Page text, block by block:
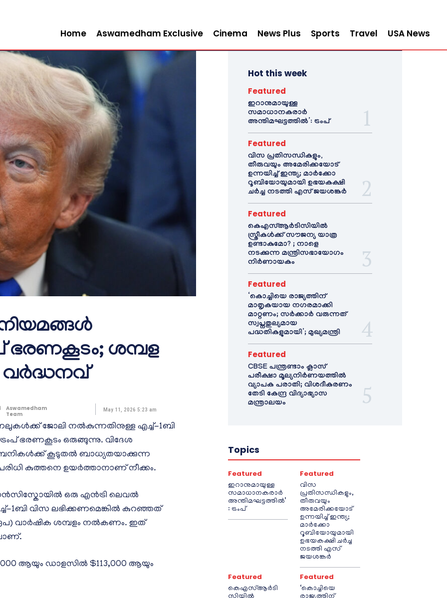
Home Aswamedham Exclusive Cinema News Plus Sports Travel USA News
ഭരണകൂടം; ശമ്പള
വർദ്ധനവ്
Aswamedham
Team
May 11, 2026 5:23 am
ജോലി നൽകുന്നതിനുള്ള എച്ച്-1ബി
ഭരണകൂടം ഒരുങ്ങുന്നു. വിദേശ
കൂടുതൽ ബാധ്യതയാക്കുന്ന
കുത്തനെ ഉയർത്താനാണ് നീക്കം.
ഒരു എൻട്രി ലെവൽ
1ബി വിസ ലഭിക്കണമെങ്കിൽ കുറഞ്ഞത്
രൂപ) വാർഷിക ശമ്പളം നൽകണം. ഇത്
ആയും ഡാളസിൽ $113,000 ആയും
Hot this week
Featured
ഇറാനുമായുള്ള
സമാധാനകരാർ
അന്തിമഘട്ടത്തിൽ‌’: ട്രംപ്
Featured
വിസ പ്രതിസന്ധികളും,
തീരുവയും അമേരിക്കയോട്
ഉന്നയിച്ച് ഇന്ത്യ; മാർക്കോ
റൂബിയോയുമായി ഉഭയകക്ഷി
ചർച്ച നടത്തി എസ് ജയശങ്കർ
Featured
കെഎസ്ആർടിസിയിൽ
സ്ത്രീകൾക്ക് സൗജന്യ യാത്ര
ഉണ്ടാകുമോ? ; നാളെ
നടക്കുന്ന മന്ത്രിസഭായോഗം
നിർണായകം
Featured
‘കൊച്ചിയെ രാജ്യത്തിന്
മാതൃകയായ നഗരമാക്കി
മാറ്റണം; സർക്കാർ വരുന്നത്
സ്വപ്നതുല്യമായ
പദ്ധതികളുമായി’; മുഖ്യമന്ത്രി
Featured
CBSE പന്ത്രണ്ടാം ക്ലാസ്
പരീക്ഷാ മൂല്യനിർണയത്തിൽ
വ്യാപക പരാതി; വിശദീകരണം
തേടി കേന്ദ്ര വിദ്യാഭ്യാസ
മന്ത്രാലയം
Topics
Featured
ഇറാനുമായുള്ള
സമാധാനകരാർ
അന്തിമഘട്ടത്തിൽ‌’
: ട്രംപ്
Featured
വിസ
പ്രതിസന്ധികളും,
തീരുവയും
അമേരിക്കയോട്
ഉന്നയിച്ച് ഇന്ത്യ;
മാർക്കോ
റൂബിയോയുമായി
ഉഭയകക്ഷി ചർച്ച
നടത്തി എസ്
ജയശങ്കർ
Featured
കെഎസ്ആർടി
Featured
‘കൊച്ചിയെ